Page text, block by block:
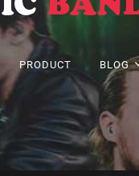
PRODUCT BLOG